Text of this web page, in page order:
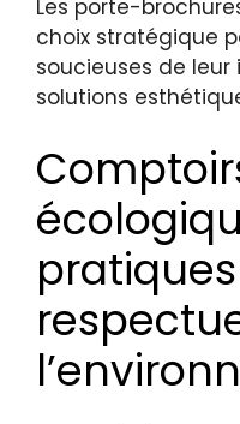
Les porte-
choix stratégique
soucieuses de
solutions